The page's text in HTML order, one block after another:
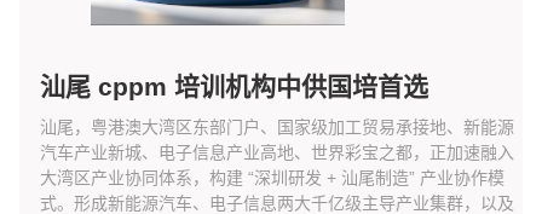
汕尾 cppm 培训机构中供国培首选
汕尾，粤港澳大湾区东部门户、国家级加工贸易承接地、新能源
汽车产业新城、电子信息产业高地、世界彩宝之都，正加速融入
大湾区产业协同体系，构建 “深圳研发 + 汕尾制造” 产业协作模
式。形成新能源汽车、电子信息两大千亿级主导产业集群，以及